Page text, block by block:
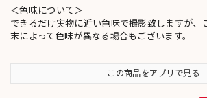
＜色味について＞
できるだけ実物に近い色味で撮影致しますが、
末によって色味が異なる場合もございます。
この商品をアプリで見る